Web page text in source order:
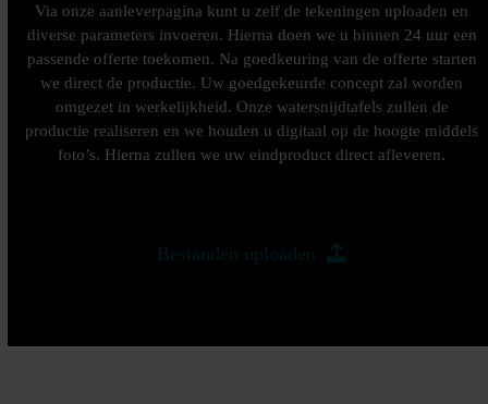
Via onze aanleverpagina kunt u zelf de tekeningen uploaden en
diverse parameters invoeren. Hierna doen we u binnen 24 uur een
passende offerte toekomen. Na goedkeuring van de offerte starten
we direct de productie. Uw goedgekeurde concept zal worden
omgezet in werkelijkheid. Onze watersnijdtafels zullen de
productie realiseren en we houden u digitaal op de hoogte middels
foto’s. Hierna zullen we uw eindproduct direct afleveren.
Bestanden uploaden